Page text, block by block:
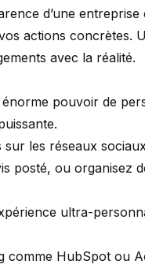
d’une entreprise
actions
avec la réalité.
pouvoir de
les réseaux
posté, ou organisez
ultra-
comme HubSpot ou